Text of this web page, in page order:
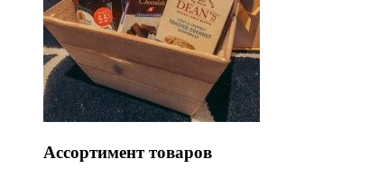
Ассортимент товаров